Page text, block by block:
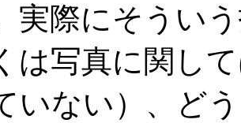
実際にそうい
は写真に関し
いない）、ど